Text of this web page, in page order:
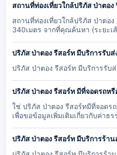
สถานที่ท่องเที่ยวใกล้ปริภัส ป่าตอ
สถานที่ท่องเที่ยวใกล้ปริภัส ป่าตอง
340เมตร จากที่คุณค้นหา (ระยะเ
ปริภัส ป่าตอง รีสอร์ท มีบริการรับ
ปริภัส ป่าตอง รีสอร์ท มีบริการรับ
ปริภัส ป่าตอง รีสอร์ท มีที่จอดรถหรื
ใช่ ปริภัส ป่าตอง รีสอร์ทมีที่จอดร
เพื่อขอข้อมูลเพิ่มเติมเกี่ยวกับค่าธ
ปริภัส ป่าตอง รีสอร์ท มีบริการร้าน